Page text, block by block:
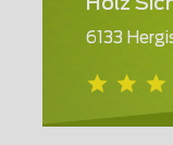
Holz
6133